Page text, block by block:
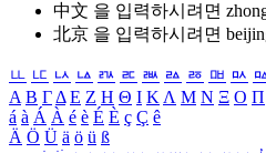
中文 을 입력하시려면
北京 을 입력하시려면
ㅥ ㅦ ㅧ ㅨ ㅩ ㅪ ㅫ ㅬ ㅭ ㅮ ㅯ
Α Β ΓΔ Ε Ζ Η Θ Ι ΚΛ Μ Ν Ξ Ο Π
á à Á À é è É È ç Ç ê
Ä Ö Ü ä ö ü ß